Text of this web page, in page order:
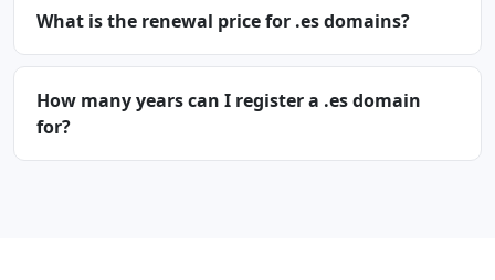
What is the renewal price for .es domains?
How many years can I register a .es domain
for?